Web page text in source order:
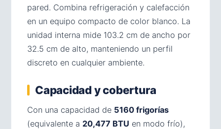
pared. Combina refrigeración y calefacción
en un equipo compacto de color blanco. La
unidad interna mide 103.2 cm de ancho por
32.5 cm de alto, manteniendo un perfil
discreto en cualquier ambiente.
Capacidad y cobertura
Con una capacidad de 5160 frigorías
(equivalente a 20,477 BTU en modo frío),